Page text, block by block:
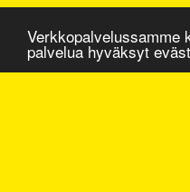
Verkkopalvelussamme
palvelua hyväksyt